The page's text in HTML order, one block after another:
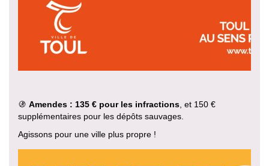
🚯 Amendes : 135 € pour les infractions , et 150 €
supplémentaires pour les dépôts sauvages.
Agissons pour une ville plus propre !